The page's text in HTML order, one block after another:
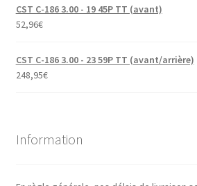
CST C-186 3.00 - 19 45P TT (avant)
52,96€
CST C-186 3.00 - 23 59P TT (avant/arrière)
248,95€
Information